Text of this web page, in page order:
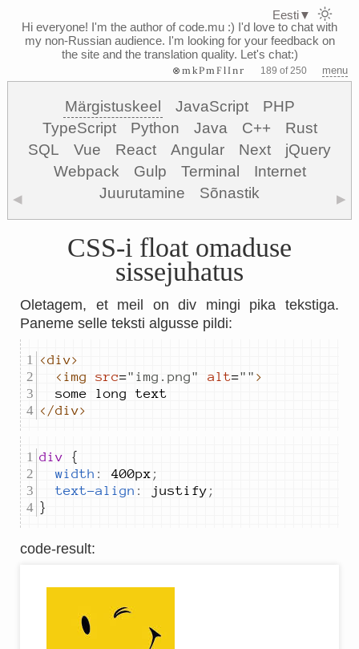
Hi everyone! I'm the author of code.mu :) I'd love to chat with
my non-Russian audience. I'm looking for your feedback on
the site and the translation quality. Let's chat:)
⊗mkPmFlInr 189 of 250 menu
Märgistuskeel JavaScript
PHP
TypeScript
Python Java C++
Rust
SQL
Vue React Angular Next
jQuery
Webpack
Gulp Terminal
Internet
Juurutamine
Sõnastik
◀ ▶
CSS-i float omaduse
sissejuhatus
Oletagem, et meil on div mingi pika tekstiga.
Paneme selle teksti algusse pildi:
<div>
<img
src=" img.png" alt=" " >
</div>
div
width : 400px ;
text-align : justify ;
}
code-result:
Eesti▼